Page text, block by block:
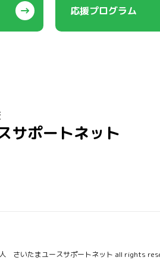
応援プログラム
サポートネット
さいたまユースサポートネット all rights